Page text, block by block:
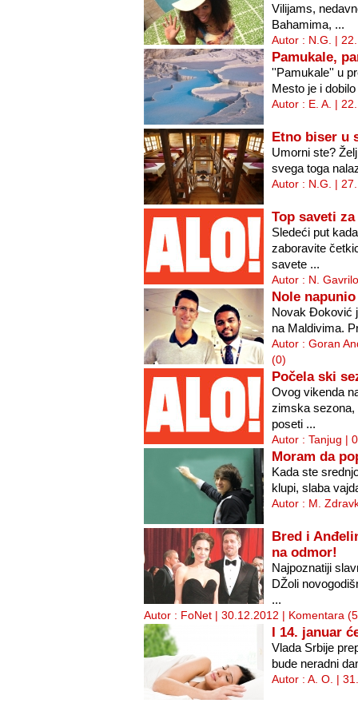
Vilijams,
Bahamima, ...
Autor : N.G. |
Pamukale,
''Pamukale'' u
Mesto je i
Autor : E. A. |
Etno biser u
Umorni ste?
svega toga
Autor : N.G. |
Top saveti
Sledeći put
zaboravite
savete ...
Autor : N.
Nole
Novak Đoković
na Maldivima.
Autor : Goran
(0)
Počela ski
Ovog vikenda
zimska sezona,
poseti ...
Autor : Tanjug |
Moram da
Kada ste
klupi, slaba
Autor : M.
Bred i
na odmor!
Najpoznatiji
DŽoli
...
Autor : FoNet | 30.12.2012 | Komentara
I 14. januar
Vlada Srbije
bude neradni
Autor : A. O. |